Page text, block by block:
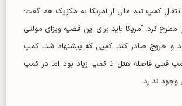
انتقال کمپ تیم ملی از آمریکا به مکزیک هم گفت:
مطرح کرد. آمریکا باید برای این قضیه ویزای مولتی
و خروج صادر کند. کمپی که پیشنهاد شد، کمپ
قبلی فاصله هتل تا کمپ زیاد بود اما در کمپ
ندارد.